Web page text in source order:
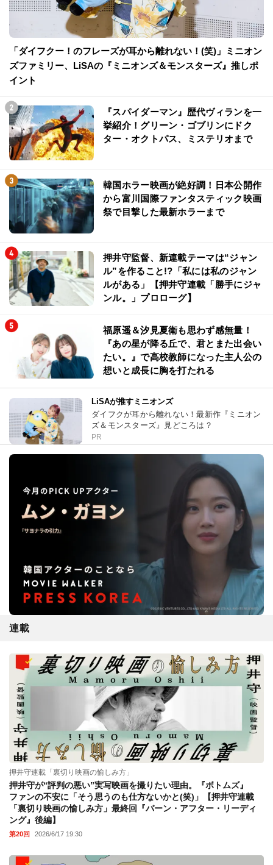
「ダイフクー！のフレーズが耳から離れない！(笑)」ミニオン
ズファミリー、LiSAの『ミニオンズ＆モンスターズ』推しポ
イント
『スパイダーマン』歴代ヴィランを一
挙紹介！グリーン・ゴブリンにドク
ター・オクトパス、ミステリオまで
韓国ホラー映画が絶好調！日本公開作
から富川国際ファンタスティック映画
祭で目撃した最新ホラーまで
押井守監督、新連載テーマは“ジャン
ル”を作ること!?「私には私のジャン
ルがある」【押井守連載「勝手にジャ
ンル。」プロローグ】
福原遥＆汐見夏衛も思わず感無量！
『あの星が降る丘で、君とまた出会い
たい。』で高校教師になった主人公の
想いと成長に胸を打たれる
LiSAが推すミニオンズ
ダイフクが耳から離れない！最新作『ミニオン
ズ＆モンスターズ』見どころは？
PR
連載
押井守連載「裏切り映画の愉しみ方」
押井守が“評判の悪い”実写映画を撮りたい理由。『ボトムズ』
ファンの不安に「そう思うのも仕方ないかと(笑)」【押井守連載
「裏切り映画の愉しみ方」最終回『バーン・アフター・リーディ
ング』後編】
第20回 2026/6/17 19:30